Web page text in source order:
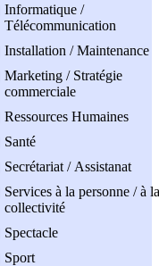
Informatique /
Télécommunication
Installation / Maintenance
Marketing / Stratégie
commerciale
Ressources Humaines
Santé
Secrétariat / Assistanat
Services à la personne / à la
collectivité
Spectacle
Sport